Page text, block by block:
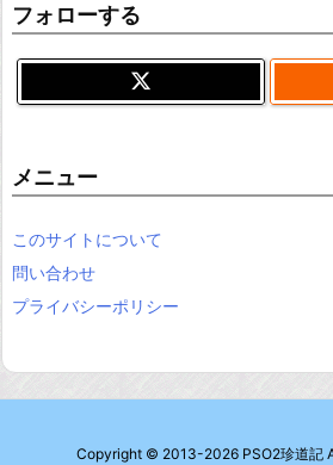
フォローする
メニュー
このサイトについて
問い合わせ
プライバシーポリシー
Copyright © 2013-2026 PSO2珍道記